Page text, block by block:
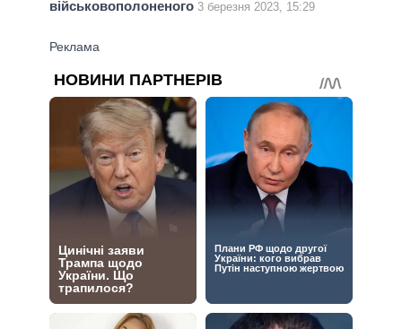
військовополоненого 3 березня 2023, 15:29